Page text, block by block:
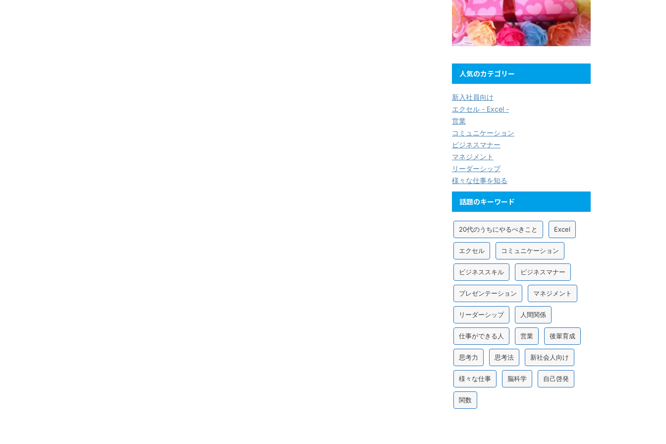
人気のカテゴリー
新入社員向け
エクセル - Excel -
営業
コミュニケーション
ビジネスマナー
マネジメント
リーダーシップ
様々な仕事を知る
話題のキーワード
20代のうちにやるべきこと Excel
エクセル コミュニケーション
ビジネススキル ビジネスマナー
プレゼンテーション マネジメント
リーダーシップ 人間関係
仕事ができる人 営業 後輩育成
思考力 思考法 新社会人向け
様々な仕事 脳科学 自己啓発
関数